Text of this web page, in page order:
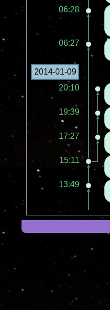
06:28
06:27
2014-01-09
20:10
19:39
17:27
15:11
13:49